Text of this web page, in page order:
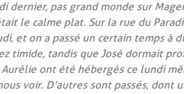
dernier, pas grand monde sur
le calme plat. Sur la rue du
et on a passé un certain temps à
timide, tandis que José dormait
ont été hébergés ce lundi
voir. D’autres sont passés, dont